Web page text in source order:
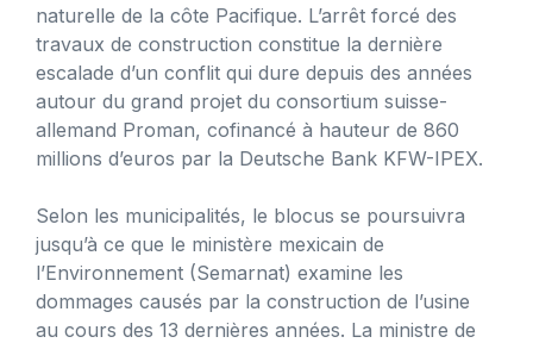
naturelle de la côte Pacifique. L’arrêt forcé des
travaux de construction constitue la dernière
escalade d’un conflit qui dure depuis des années
autour du grand projet du consortium suisse-
allemand Proman, cofinancé à hauteur de 860
millions d’euros par la Deutsche Bank KFW-IPEX.
Selon les municipalités, le blocus se poursuivra
jusqu’à ce que le ministère mexicain de
l’Environnement (Semarnat) examine les
dommages causés par la construction de l’usine
au cours des 13 dernières années. La ministre de